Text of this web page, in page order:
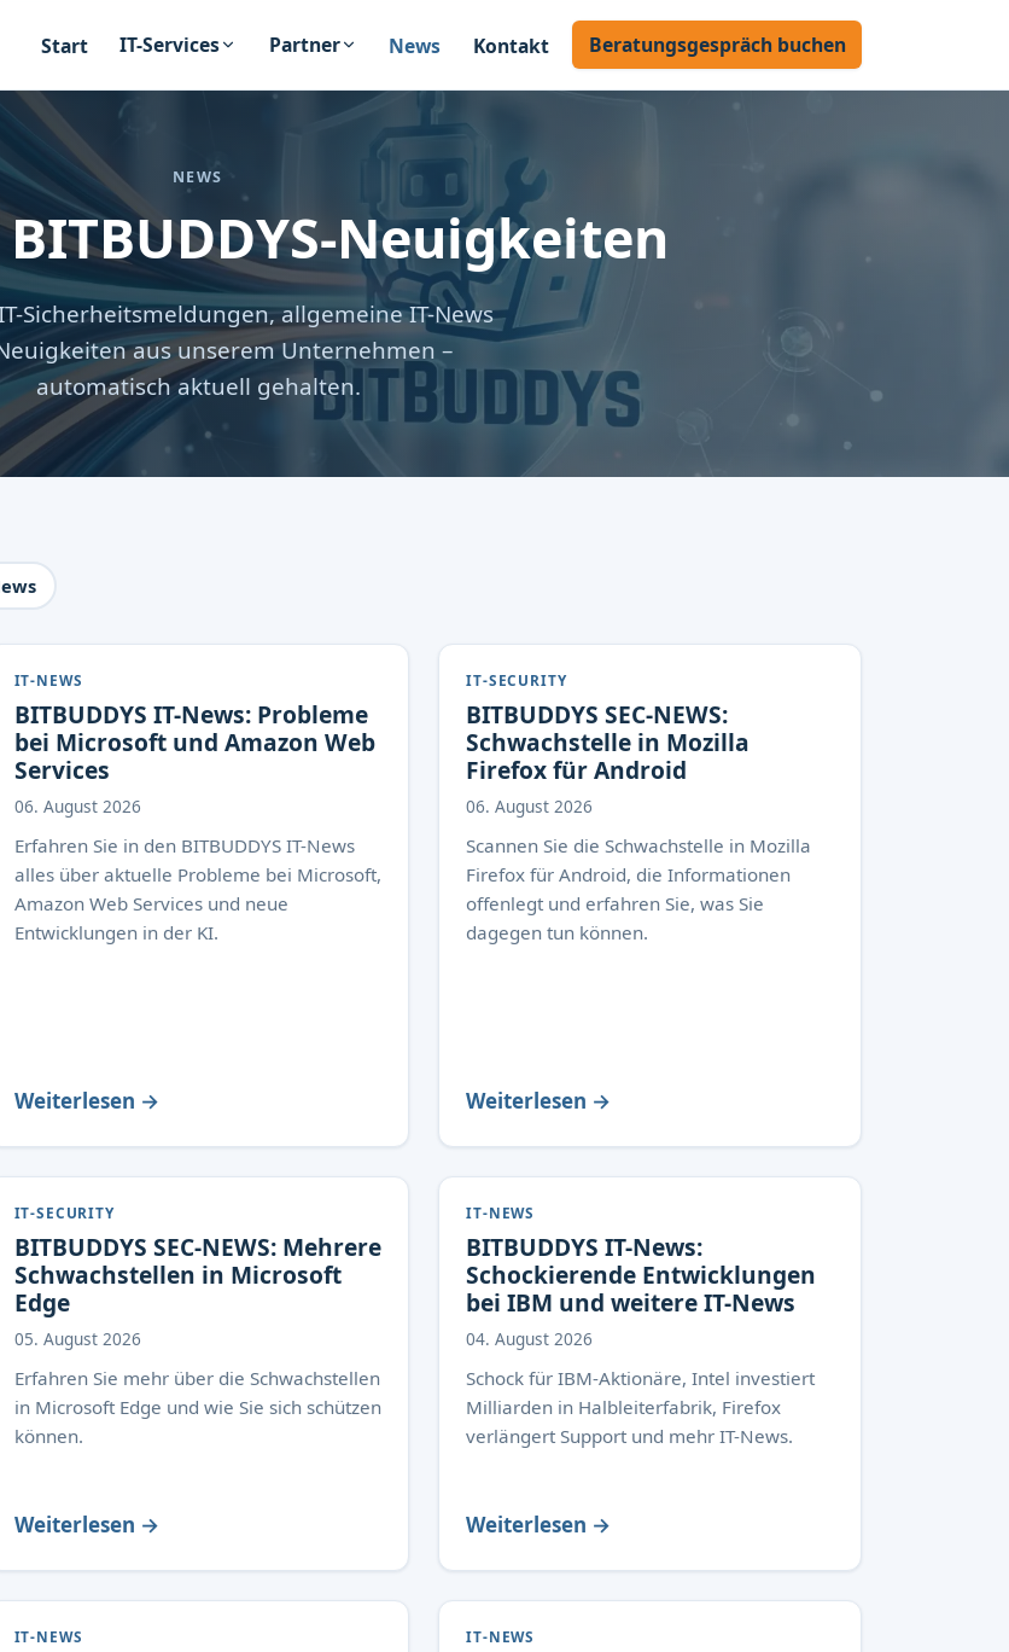
Start IT-Services Partner News Kontakt Beratungsgespräch buchen
NEWS
Neuigkeiten
Sicherheitsmeldungen, allgemeine IT-News
aus unserem Unternehmen –
automatisch aktuell gehalten.
IT-NEWS
BITBUDDYS IT-News: Probleme
bei Microsoft und Amazon Web
Services
06. August 2026
Erfahren Sie in den BITBUDDYS IT-News
alles über aktuelle Probleme bei Microsoft,
Amazon Web Services und neue
Entwicklungen in der KI.
Weiterlesen →
IT-SECURITY
BITBUDDYS SEC-NEWS:
Schwachstelle in Mozilla
Firefox für Android
06. August 2026
Scannen Sie die Schwachstelle in Mozilla
Firefox für Android, die Informationen
offenlegt und erfahren Sie, was Sie
dagegen tun können.
Weiterlesen →
IT-SECURITY
BITBUDDYS SEC-NEWS: Mehrere
Schwachstellen in Microsoft
Edge
05. August 2026
Erfahren Sie mehr über die Schwachstellen
in Microsoft Edge und wie Sie sich schützen
können.
Weiterlesen →
IT-NEWS
BITBUDDYS IT-News:
Schockierende Entwicklungen
bei IBM und weitere IT-News
04. August 2026
Schock für IBM-Aktionäre, Intel investiert
Milliarden in Halbleiterfabrik, Firefox
verlängert Support und mehr IT-News.
Weiterlesen →
IT-NEWS IT-NEWS